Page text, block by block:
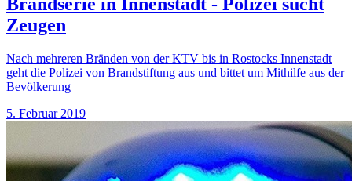
Zeugen
Nach mehreren Bränden von der KTV bis in Rostocks Innenstadt
geht die Polizei von Brandstiftung aus und bittet um Mithilfe aus der
Bevölkerung
5. Februar 2019